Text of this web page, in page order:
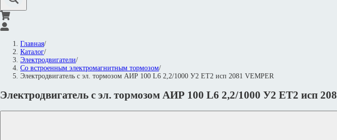
Главная/
Каталог/
Электродвигатели/
Со встроенным электромагнитным тормозом/
Электродвигатель с эл. тормозом АИР 100 L6 2,2/1000 У2 ET2 исп 2081 VEMPER
Электродвигатель с эл. тормозом АИР 100 L6 2,2/1000 У2 ET2 исп